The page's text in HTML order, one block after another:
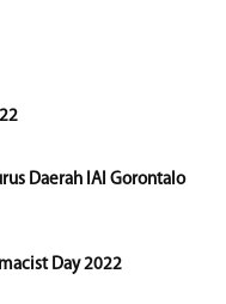
Daerah IAI Gorontalo
Day 2022